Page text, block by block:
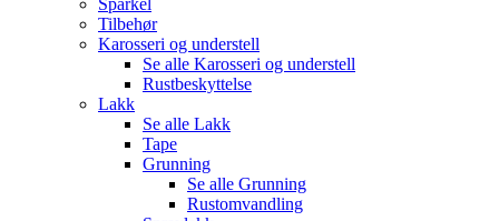
Tilbehør
Karosseri og understell
Se alle Karosseri og understell
Rustbeskyttelse
Lakk
Se alle Lakk
Tape
Grunning
Se alle Grunning
Rustomvandling